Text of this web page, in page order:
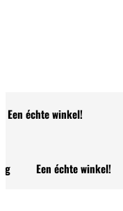
Een échte winkel!
Een échte winkel!